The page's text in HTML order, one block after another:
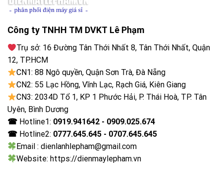
OTS Lite – Âm thanh chuyển động theo
hình ảnh
Object Tracking Sound Lite (OTS Lite)
tạo hiệu ứng
âm thanh chuyển động theo các đối tượng xuất hiện
trên màn hình. Điều này mang lại cảm giác chân thực
hơn khi xem các nội dung hành động, thể thao hoặc
Công ty TNHH TM DVKT Lê Phạm
Trụ sở: 16 Đường Tân Thới Nhất 8, Tân Thới Nhất, Quận
12, TP.HCM
CN1: 88 Ngô quyền, Quận Sơn Trà, Đà Nẵng
CN2: 55 Lạc Hồng, Vĩnh Lạc, Rạch Giá, Kiên Giang
CN3: 2034D Tổ 1, KP 1 Phước Hải, P. Thái Hoà, TP. Tân
Uyên, Bình Dương
☎ Hotline1: 0919.941642 - 0909.025.674
☎ Hotline2: 0777.645.645 - 0707.645.645
Email : dienlanhlepham@gmail.com
Website: https://dienmaylepham.vn